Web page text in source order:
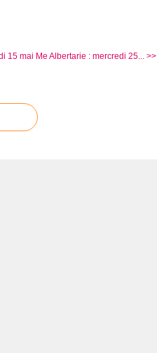
15 mai Me Albertarie : mercredi 25... >>